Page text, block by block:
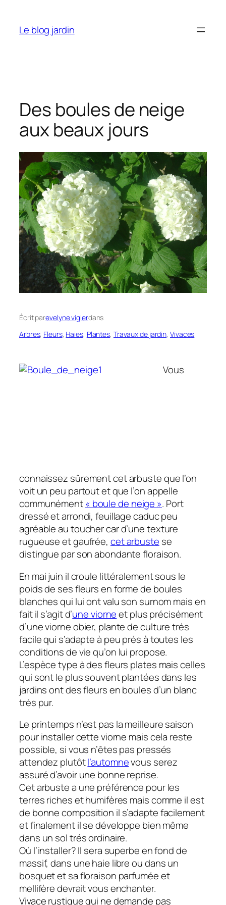
contenu
Le blog jardin
Des boules de neige
aux beaux jours
Écrit parevelyne vigierdans
Arbres, Fleurs, Haies, Plantes, Travaux de jardin, Vivaces
Vous
connaissez sûrement cet arbuste que l’on
voit un peu partout et que l’on appelle
communément« boule de neige ». Port
dressé et arrondi, feuillage caduc peu
agréable au toucher car d’une texture
rugueuse et gaufrée, cet arbuste se
distingue par son abondante floraison.
En mai juin il croule littéralement sous le
poids de ses fleurs en forme de boules
blanches qui lui ont valu son surnom mais en
fait il s’agit d’une viorneet plus précisément
d’une viorne obier, plante de culture trés
facile qui s’adapte à peu prés à toutes les
conditions de vie qu’on lui propose.
L’espèce type à des fleurs plates mais celles
qui sont le plus souvent plantées dans les
jardins ont des fleurs en boules d’un blanc
trés pur.
Le printemps n’est pas la meilleure saison
pour installer cette viorne mais cela reste
possible, si vous n’êtes pas pressés
attendez plutôtl’automnevous serez
assuré d’avoir une bonne reprise.
Cet arbuste a une préférence pour les
terres riches et humifères mais comme il est
de bonne composition il s’adapte facilement
et finalement il se développe bien même
dans un sol trés ordinaire.
Où l’installer? Il sera superbe en fond de
massif, dans une haie libre ou dans un
bosquet et sa floraison parfumée et
mellifère devrait vous enchanter.
Vivace rustique qui ne demande pas